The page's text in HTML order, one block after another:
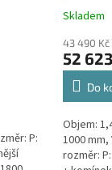
P:
Průměrné
produktu
je
5,0
hvězdiček.
Skladem
43 490 Kč
52
Do
Objem:
1000 mm,
rozměr: